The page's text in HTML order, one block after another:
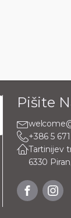
Pišite
+386 5
Tartinijev
6330